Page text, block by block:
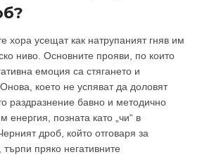
хора усещат как натрупаният гняв им
ниво. Основните прояви, по които
емоция са стягането и
което не успяват да доловят
раздразнение бавно и методично
енергия, позната като „чи“ в
дроб, който отговаря за
пряко негативните